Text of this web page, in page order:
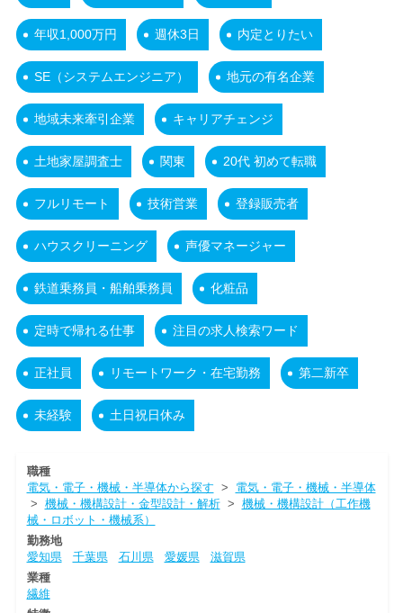
年収1,000万円 週休3日 内定とりたい
SE（システムエンジニア） 地元の有名企業
地域未来牽引企業 キャリアチェンジ
土地家屋調査士 関東 20代 初めて転職
フルリモート 技術営業 登録販売者
ハウスクリーニング 声優マネージャー
鉄道乗務員・船舶乗務員 化粧品
定時で帰れる仕事 注目の求人検索ワード
正社員 リモートワーク・在宅勤務 第二新卒
未経験 土日祝日休み
職種
電気・電子・機械・半導体から探す > 電気・電子・機械・半導体
> 機械・機構設計・金型設計・解析> 機械・機構設計（工作機
械・ロボット・機械系）
勤務地
愛知県
千葉県 石川県 愛媛県
滋賀県
業種
繊維